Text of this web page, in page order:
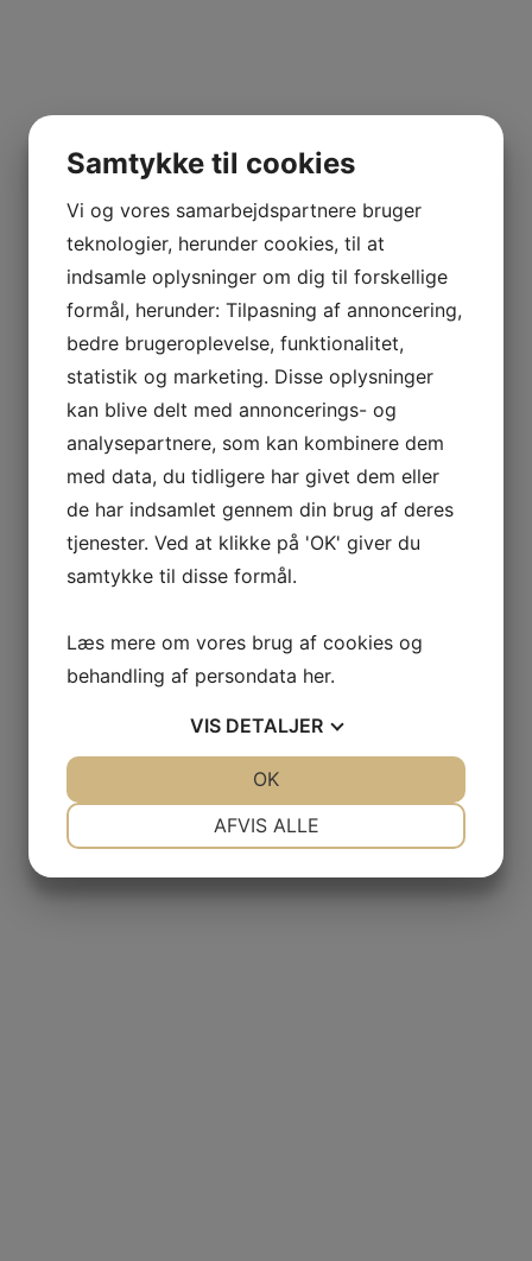
Arrangementer Gavekort Om huset
FAQ Kontakt Tilmeld nyhedsbrev
Samtykke til cookies
Vi og vores samarbejdspartnere bruger
teknologier, herunder cookies, til at
indsamle oplysninger om dig til forskellige
formål, herunder: Tilpasning af annoncering,
bedre brugeroplevelse, funktionalitet,
statistik og marketing. Disse oplysninger
kan blive delt med annoncerings- og
analysepartnere, som kan kombinere dem
med data, du tidligere har givet dem eller
de har indsamlet gennem din brug af deres
tjenester. Ved at klikke på 'OK' giver du
samtykke til disse formål.
Læs mere om vores brug af cookies og
behandling af persondata her.
VIS DETALJER
AFVIS ALLE
OK